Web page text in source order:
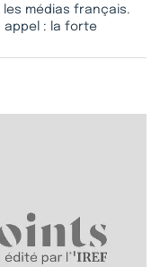
médias français.
appel : la forte